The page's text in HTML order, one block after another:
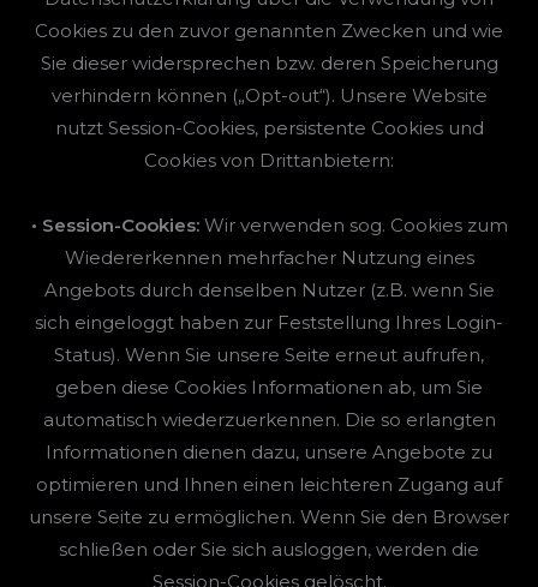
Cookies zu den zuvor genannten Zwecken und wie
Sie dieser widersprechen bzw. deren Speicherung
verhindern können („Opt-out“). Unsere Website
nutzt Session-Cookies, persistente Cookies und
Cookies von Drittanbietern:
• Session-Cookies:Wir verwenden sog. Cookies zum
Wiedererkennen mehrfacher Nutzung eines
Angebots durch denselben Nutzer (z.B. wenn Sie
sich eingeloggt haben zur Feststellung Ihres Login-
Status). Wenn Sie unsere Seite erneut aufrufen,
geben diese Cookies Informationen ab, um Sie
automatisch wiederzuerkennen. Die so erlangten
Informationen dienen dazu, unsere Angebote zu
optimieren und Ihnen einen leichteren Zugang auf
unsere Seite zu ermöglichen. Wenn Sie den Browser
schließen oder Sie sich ausloggen, werden die
Session-Cookies gelöscht.